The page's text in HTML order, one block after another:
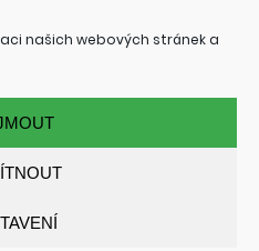
našich webových stránek a
WEBOVÝCH STRÁNEK: